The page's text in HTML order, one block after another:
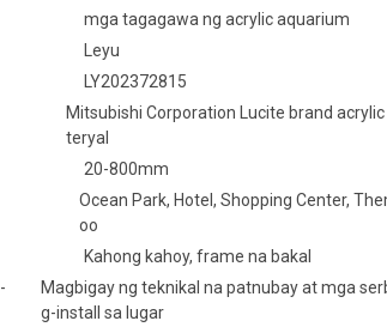
mga tagagawa ng acrylic aquarium
Leyu
LY202372815
Mitsubishi Corporation Lucite brand
teryal
20-800mm
Ocean Park, Hotel, Shopping Center,
oo
Kahong kahoy, frame na bakal
Magbigay ng teknikal na patnubay at mga
g-install sa lugar